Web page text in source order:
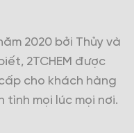
2020 bởi Thủy và
2TCHEM được
cho khách hàng
mọi lúc mọi nơi.